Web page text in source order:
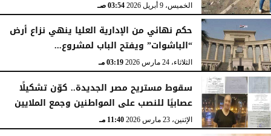
الخميس، 9 أبريل 2026 03:54 صـ
حكم نهائي من الإدارية العليا ينهي نزاع أرض
“الباشوات” ويفتح الباب لمشروع...
الثلاثاء، 24 مارس 2026 03:19 مـ
سقوط مستريح مصر الجديدة.. كوّن تشكيلًا
عصابيًا للنصب على المواطنين وجمع الملايين
الإثنين، 23 مارس 2026 11:40 مـ